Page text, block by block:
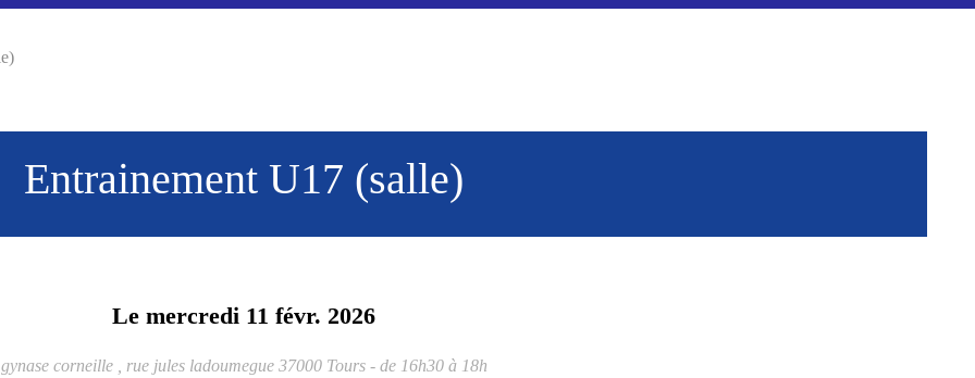
Entrainement U17 (salle)
Le mercredi 11 févr. 2026
gynase corneille , rue jules ladoumegue 37000 Tours - de 16h30 à 18h